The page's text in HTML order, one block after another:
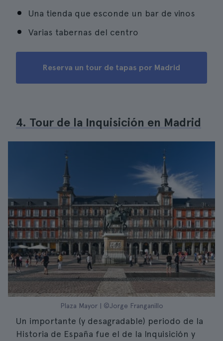
Una tienda que esconde un bar de vinos
Varias tabernas del centro
Reserva un tour de tapas por Madrid
4. Tour de la Inquisición en Madrid
Plaza Mayor | ©Jorge Franganillo
Un importante (y desagradable) periodo de la
Historia de España fue el de la Inquisición y